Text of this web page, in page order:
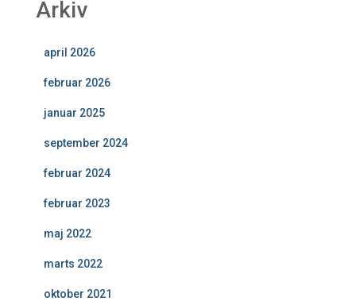
Arkiv
april 2026
februar 2026
januar 2025
september 2024
februar 2024
februar 2023
maj 2022
marts 2022
oktober 2021